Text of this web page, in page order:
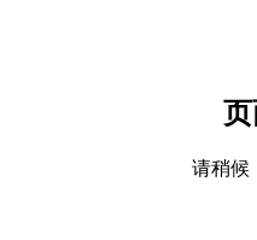
请稍候